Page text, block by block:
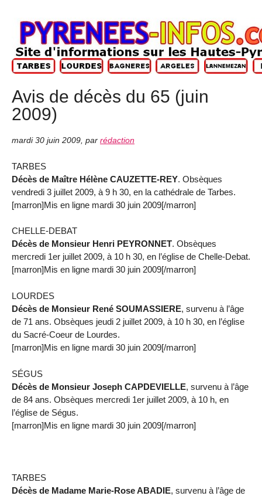
Avis de décès du 65 (juin
2009)
mardi 30 juin 2009 par rédaction
TARBES
Décès de Maître Hélène CAUZETTE-REY. Obsèques
vendredi 3 juillet 2009, à 9 h 30, en la cathédrale de Tarbes.
[marron]Mis en ligne mardi 30 juin 2009[/marron]
CHELLE-DEBAT
Décès de Monsieur Henri PEYRONNET. Obsèques
mercredi 1er juillet 2009, à 10 h 30, en l’église de Chelle-Debat.
[marron]Mis en ligne mardi 30 juin 2009[/marron]
LOURDES
Décès de Monsieur René SOUMASSIERE, survenu à l’âge
de 71 ans. Obsèques jeudi 2 juillet 2009, à 10 h 30, en l’église
du Sacré-Coeur de Lourdes.
[marron]Mis en ligne mardi 30 juin 2009[/marron]
SÉGUS
Décès de Monsieur Joseph CAPDEVIELLE, survenu à l’âge
de 84 ans. Obsèques mercredi 1er juillet 2009, à 10 h, en
l’église de Ségus.
[marron]Mis en ligne mardi 30 juin 2009[/marron]
TARBES
Décès de Madame Marie-Rose ABADIE, survenu à l’âge de